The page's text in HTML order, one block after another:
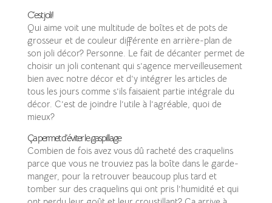
C’est joli!
Qui aime voit une multitude de boîtes et de pots de
grosseur et de couleur différente en arrière-plan de
son joli décor? Personne. Le fait de décanter permet de
choisir un joli contenant qui s’agence merveilleusement
bien avec notre décor et d’y intégrer les articles de
tous les jours comme s’ils faisaient partie intégrale du
décor. C’est de joindre l’utile à l’agréable, quoi de
mieux?
Ça permet d’éviter le gaspillage
Combien de fois avez vous dû racheté des craquelins
parce que vous ne trouviez pas la boîte dans le garde-
manger, pour la retrouver beaucoup plus tard et
tomber sur des craquelins qui ont pris l’humidité et qui